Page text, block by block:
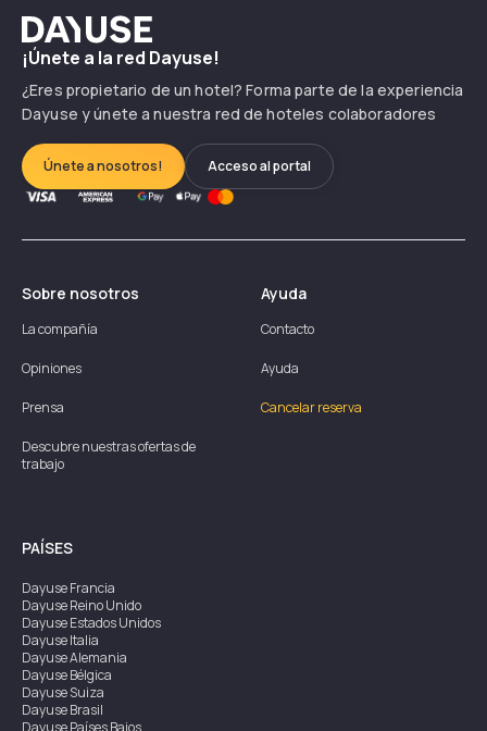
Dayuse
¡Únete a la red Dayuse!
¿Eres propietario de un hotel? Forma parte de la experiencia
Dayuse y únete a nuestra red de hoteles colaboradores
Únete a nosotros! Acceso al portal
Sobre nosotros
La compañía
Opiniones
Prensa
Descubre nuestras ofertas de
trabajo
Ayuda
Contacto
Ayuda
Cancelar reserva
PAÍSES
DayuseFrancia
DayuseReino Unido
DayuseEstados Unidos
DayuseItalia
DayuseAlemania
DayuseBélgica
DayuseSuiza
DayuseBrasil
DayusePaíses Bajos